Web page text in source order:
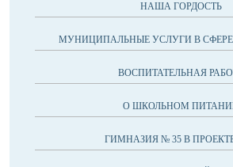
НАША ГОРДОСТЬ
МУНИЦИПАЛЬНЫЕ УСЛУГИ В СФЕРЕ
ВОСПИТАТЕЛЬНАЯ
О ШКОЛЬНОМ
ГИМНАЗИЯ № 35 В